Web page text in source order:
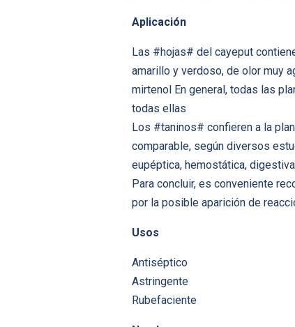
Aplicación
Las #hojas# del cayeput
amarillo y verdoso, de olor muy
mirtenol En general, todas las
todas ellas
Los #taninos# confieren a la
comparable, según diversos
eupéptica, hemostática,
Para concluir, es conveniente
por la posible aparición de
Usos
Antiséptico
Astringente
Rubefaciente